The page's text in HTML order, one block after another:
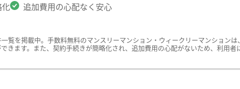
追加費用の心配なく安心
を掲載中。手数料無料のマンスリーマンション・ウィークリーマンション
ます。また、契約手続きが簡略化され、追加費用の心配がないため、利用者